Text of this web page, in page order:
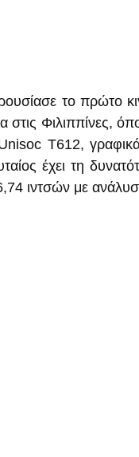
το πρώτο
στις Φιλιππίνες,
T612,
έχει τη
ιντσών με